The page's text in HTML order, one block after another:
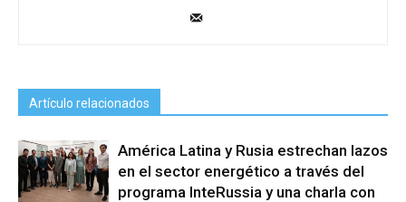
Artículo relacionados
América Latina y Rusia estrechan lazos
en el sector energético a través del
programa InteRussia y una charla con